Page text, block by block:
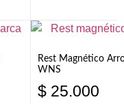
Rest Magnético
WNS
$ 25.000